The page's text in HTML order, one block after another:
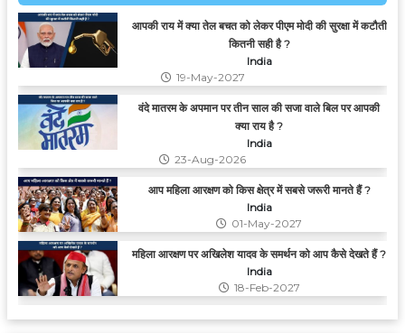
आपकी राय में क्या तेल बचत को लेकर पीएम मोदी की सुरक्षा में कटौती
कितनी सही है ?
India
19-May-2027
वंदे मातरम के अपमान पर तीन साल की सजा वाले बिल पर आपकी
क्या राय है ?
India
23-Aug-2026
आप महिला आरक्षण को किस क्षेत्र में सबसे जरूरी मानते हैं ?
India
01-May-2027
महिला आरक्षण पर अखिलेश यादव के समर्थन को आप कैसे देखते हैं ?
India
18-Feb-2027
आपको किस ई-कॉमर्स या ऑनलाइन शॉपिंग ऐप से खरीददारी करना